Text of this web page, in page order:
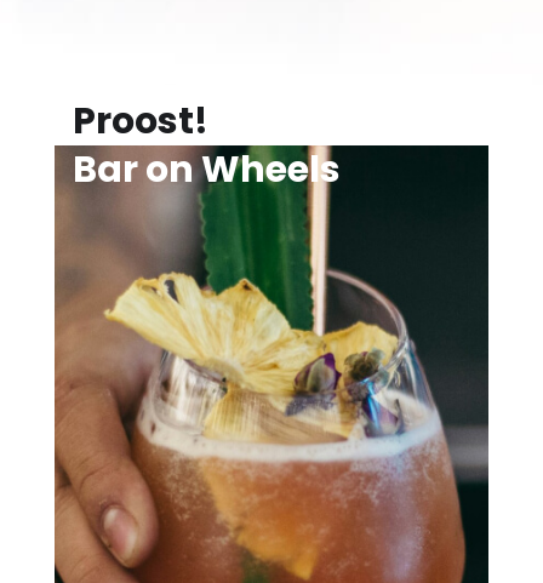
Proost!
Bar on Wheels